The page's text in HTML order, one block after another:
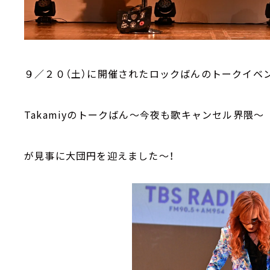
９／２０（土）に開催されたロックばんのトークイベ
Takamiyのトークばん～今夜も歌キャンセル界隈～
が見事に大団円を迎えました～！